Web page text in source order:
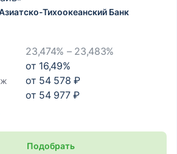
Тихоокеанский Банк
23,474% – 23,483%
от 16,49%
от 54 578 ₽
от 54 977 ₽
Подобрать